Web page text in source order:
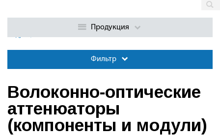
Волоконно-оптические аттенюаторы (компоненты и
Фильтр
Волоконно-оптические
аттенюаторы
(компоненты и модули)
Продукция